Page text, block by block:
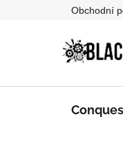
Obchodní